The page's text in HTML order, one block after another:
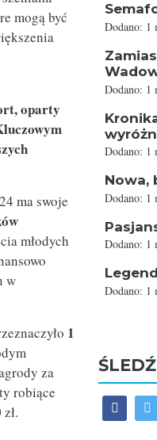
mogą być
oparty
ma swoje
młodych
w
1
za
robiące
Dodano: 1
Dodano: 1
Dodano: 1
Nowa,
Dodano: 1
Dodano: 1
Dodano: 1